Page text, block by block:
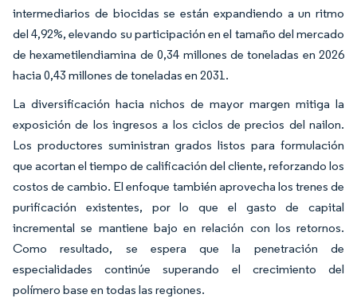
intermediarios de biocidas se están expandiendo a un ritmo
del 4,92%, elevando su participación en el tamaño del mercado
de hexametilendiamina de 0,34 millones de toneladas en 2026
hacia 0,43 millones de toneladas en 2031.
La diversificación hacia nichos de mayor margen mitiga la
exposición de los ingresos a los ciclos de precios del nailon.
Los productores suministran grados listos para formulación
que acortan el tiempo de calificación del cliente, reforzando los
costos de cambio. El enfoque también aprovecha los trenes de
purificación existentes, por lo que el gasto de capital
incremental se mantiene bajo en relación con los retornos.
Como resultado, se espera que la penetración de
especialidades continúe superando el crecimiento del
polímero base en todas las regiones.